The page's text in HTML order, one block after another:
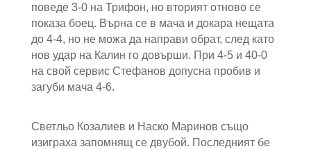
поведе 3-0 на Трифон, но вторият отново се
показа боец. Върна се в мача и докара нещата
до 4-4, но не можа да направи обрат, след като
нов удар на Калин го довърши. При 4-5 и 40-0
на свой сервис Стефанов допусна пробив и
загуби мача 4-6.
Светльо Козалиев и Наско Маринов също
изиграха запомнящ се двубой. Последният бе